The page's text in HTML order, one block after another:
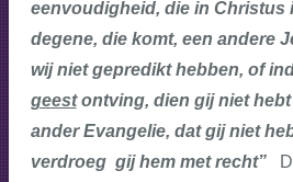
eenvoudigheid, die in Christus
degene, die komt, een andere
wij niet gepredikt hebben, of
geestontving, dien gij niet
ander Evangelie, dat gij niet
verdroeg gij hem met recht”